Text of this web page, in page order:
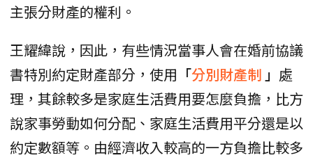
主張分財產的權利。
王耀緯說，因此，有些情況當事人會在婚前協議
書特別約定財產部分，使用 「分別財產制 」 處
理，其餘較多是家庭生活費用要怎麼負擔，比方
說家事勞動如何分配、家庭生活費用平分還是以
約定數額等。由經濟收入較高的一方負擔比較多